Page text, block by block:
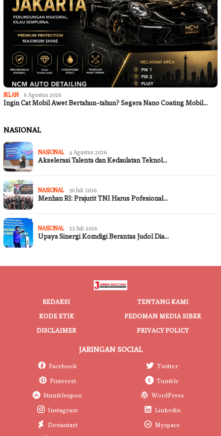
IKLAN 6 Agustus 2026
Ingin Cat Mobil Awet Bertahun-tahun? Segera Nano Coating Mobil…
NASIONAL
NASIONAL 4 Agustus 2026
Akselerasi Talenta dan Kedaulatan Teknol…
NASIONAL 30 Juli 2026
Menhan RI: Prajurit TNI Harus Pofesional…
NASIONAL 22 Juli 2026
Upaya Sinergi Komdigi Berantas Judol Dia…
REDAKSI
TENTANG KAMI
KODE ETIK
PEDOMAN MEDIA SIBER
DISCLAIMER
PRIVACY POLICY
JARINGAN SOCIAL
Facebook
Twitter
Pinterest
Tumblr
Stumbleupon
WordPress
Instagram
Linkedin
Deviantart
Myspace